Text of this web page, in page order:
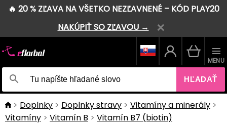
🔥 20 % ZĽAVA NA VŠETKO NEZĽAVNENÉ – KÓD PLAY20
NAKÚPIŤ SO ZĽAVOU →
HĽADAŤ
MENU
Doplnky Doplnky stravy
Vitamíny a minerály
Vitamíny
Vitamín B Vitamín B7 (biotin)